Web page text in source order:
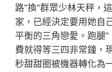
路”換“群眾少林天秤，
家，已經決定要用她自
平衡的三角戀愛。跑腿
費就得等三四非常鐘，
秒甜甜圈被機器轉化為